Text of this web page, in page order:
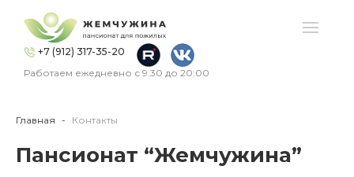
+7 (912) 317-35-20
Работаем ежедневно с 9:30 до 20:00
Главная Контакты
Пансионат “Жемчужина”